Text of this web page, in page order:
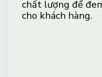
chất lượng để
cho khách hàng.